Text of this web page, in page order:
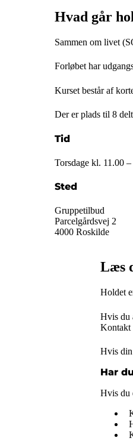
Hvad går
Sammen om livet
Forløbet har
Kurset består af
Der er plads til 8
Tid
Torsdage kl. 11.00
Sted
Gruppetilbud
Parcelgårdsvej 2
4000 Roskilde
Læs
Holdet
Hvis du
Kontakt
Hvis din
Har
Hvis du